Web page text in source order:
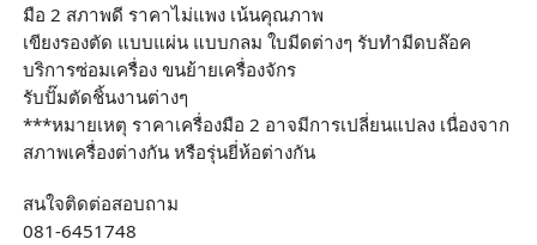
มือ 2 สภาพดี ราคาไม่แพง เน้นคุณภาพ
เขียงรองตัด แบบแผ่น แบบกลม ใบมีดต่างๆ รับทำมีดบล๊อค
บริการซ่อมเครื่อง ขนย้ายเครื่องจักร
รับปั๊มตัดชิ้นงานต่างๆ
***หมายเหตุ ราคาเครื่องมือ 2 อาจมีการเปลี่ยนแปลง เนื่องจาก
สภาพเครื่องต่างกัน หรือรุ่นยี่ห้อต่างกัน
สนใจติดต่อสอบถาม
081-6451748